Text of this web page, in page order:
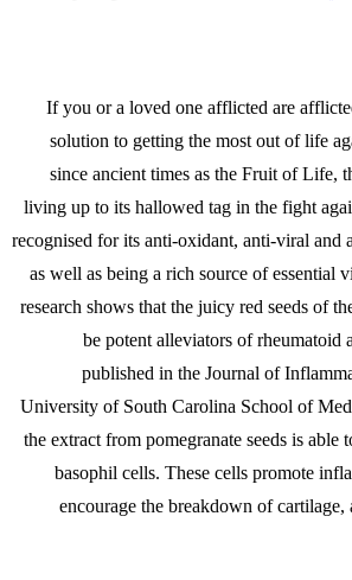
If you or a loved one afflicted are
solution to getting the most out of life
since ancient times as the Fruit of Life,
living up to its hallowed tag in the fight
recognised for its anti-oxidant, anti-viral and
as well as being a rich source of essential
research shows that the juicy red seeds of
be potent alleviators of rheumatoid
published in the Journal of
University of South Carolina School of
the extract from pomegranate seeds is able
basophil cells. These cells promote
encourage the breakdown of